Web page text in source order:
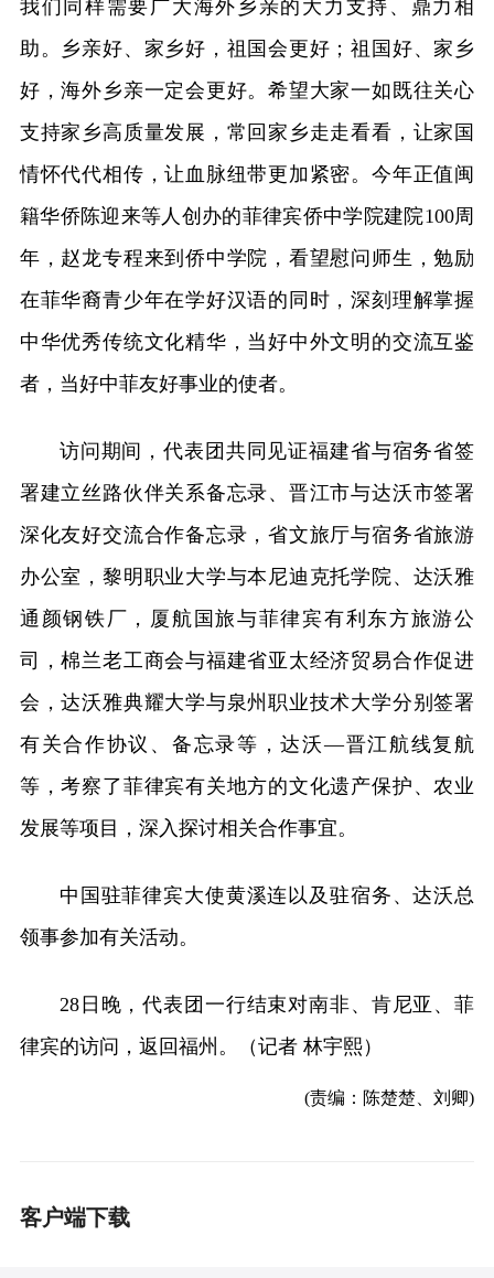
我们同样需要广大海外乡亲的大力支持、鼎力相
助。乡亲好、家乡好，祖国会更好；祖国好、家乡
好，海外乡亲一定会更好。希望大家一如既往关心
支持家乡高质量发展，常回家乡走走看看，让家国
情怀代代相传，让血脉纽带更加紧密。今年正值闽
籍华侨陈迎来等人创办的菲律宾侨中学院建院100周
年，赵龙专程来到侨中学院，看望慰问师生，勉励
在菲华裔青少年在学好汉语的同时，深刻理解掌握
中华优秀传统文化精华，当好中外文明的交流互鉴
者，当好中菲友好事业的使者。
访问期间，代表团共同见证福建省与宿务省签
署建立丝路伙伴关系备忘录、晋江市与达沃市签署
深化友好交流合作备忘录，省文旅厅与宿务省旅游
办公室，黎明职业大学与本尼迪克托学院、达沃雅
通颜钢铁厂，厦航国旅与菲律宾有利东方旅游公
司，棉兰老工商会与福建省亚太经济贸易合作促进
会，达沃雅典耀大学与泉州职业技术大学分别签署
有关合作协议、备忘录等，达沃—晋江航线复航
等，考察了菲律宾有关地方的文化遗产保护、农业
发展等项目，深入探讨相关合作事宜。
中国驻菲律宾大使黄溪连以及驻宿务、达沃总
领事参加有关活动。
28日晚，代表团一行结束对南非、肯尼亚、菲
律宾的访问，返回福州。（记者 林宇熙）
(责编：陈楚楚、刘卿)
客户端下载